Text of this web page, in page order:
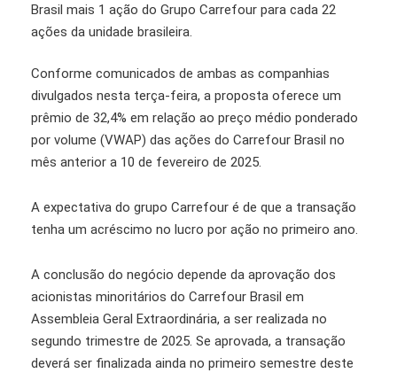
Brasil mais 1 ação do Grupo Carrefour para cada 22
ações da unidade brasileira.
Conforme comunicados de ambas as companhias
divulgados nesta terça-feira, a proposta oferece um
prêmio de 32,4% em relação ao preço médio ponderado
por volume (VWAP) das ações do Carrefour Brasil no
mês anterior a 10 de fevereiro de 2025.
A expectativa do grupo Carrefour é de que a transação
tenha um acréscimo no lucro por ação no primeiro ano.
A conclusão do negócio depende da aprovação dos
acionistas minoritários do Carrefour Brasil em
Assembleia Geral Extraordinária, a ser realizada no
segundo trimestre de 2025. Se aprovada, a transação
deverá ser finalizada ainda no primeiro semestre deste